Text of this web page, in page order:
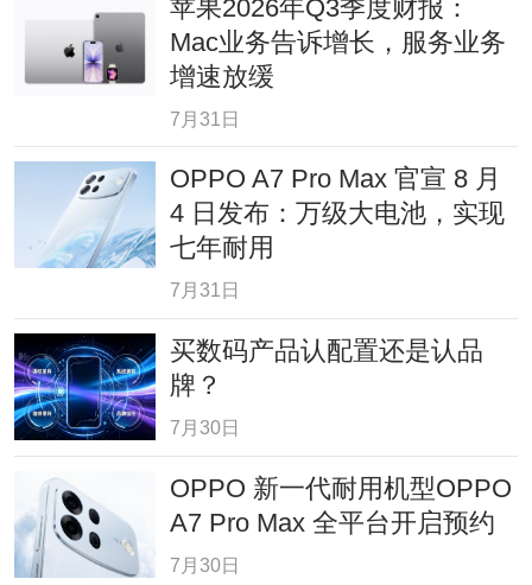
苹果2026年Q3季度财报：
Mac业务告诉增长，服务业务
增速放缓
7月31日
OPPO A7 Pro Max 官宣 8 月
4 日发布：万级大电池，实现
七年耐用
7月31日
买数码产品认配置还是认品
牌？
7月30日
OPPO 新一代耐用机型OPPO
A7 Pro Max 全平台开启预约
7月30日